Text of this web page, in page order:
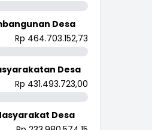
Desa
Rp 464.703.152,73
Desa
Rp 431.493.723,00
Desa